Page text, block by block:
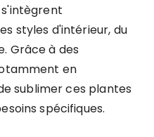
styles d'intérieur, du
Grâce à des
en
sublimer ces plantes
spécifiques.